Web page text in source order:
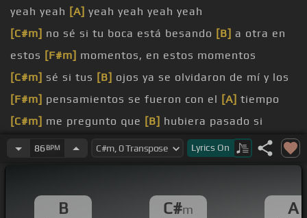
yeah yeah [A] yeah yeah yeah yeah
[C#m] no sé si tu boca está besando [B] a otra en
estos [F#m] momentos, en estos momentos
[C#m] sé si tus [B] ojos ya se olvidaron de mí y los
[F#m] pensamientos se fueron con el [A] tiempo
[C#m] me pregunto que [B] hubiera pasado si
[F#m]estuviésemos juntos aún[A]enamorados
pasado si
yeah todavía yo te espero
86 BPM Lyrics On
B C#m A